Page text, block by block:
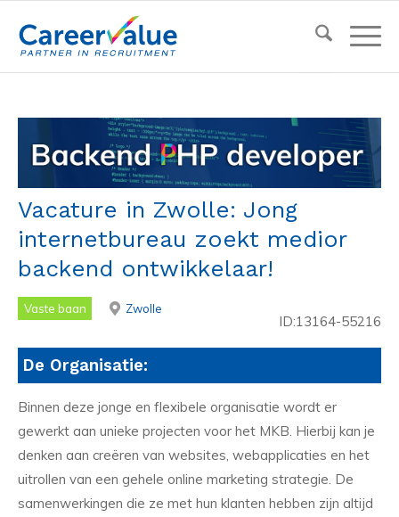
Vacature in Zwolle: Jong
internetbureau zoekt medior
backend ontwikkelaar!
Vaste baan Zwolle
ID:13164-55216
De Organisatie:
Binnen deze jonge en flexibele organisatie wordt er
gewerkt aan unieke projecten voor het MKB. Hierbij kan je
denken aan creëren van websites, webapplicaties en het
uitrollen van een gehele online marketing strategie. De
samenwerkingen die ze met hun klanten hebben zijn altijd